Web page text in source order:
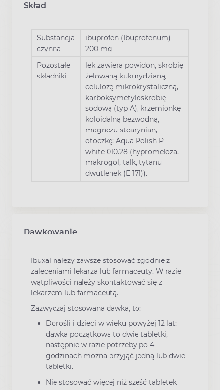
Skład
Substancja
czynna
ibuprofen (Ibuprofenum)
200 mg
Pozostałe
składniki
lek zawiera powidon, skrobię
żelowaną kukurydzianą,
celulozę mikrokrystaliczną,
karboksymetyloskrobię
sodową (typ A), krzemionkę
koloidalną bezwodną,
magnezu stearynian,
otoczkę: Aqua Polish P
white 010.28 (hypromeloza,
makrogol, talk, tytanu
dwutlenek (E 171)).
Dawkowanie
Ibuxal należy zawsze stosować zgodnie z
zaleceniami lekarza lub farmaceuty. W razie
wątpliwości należy skontaktować się z
lekarzem lub farmaceutą.
Zazwyczaj stosowana dawka, to:
Dorośli i dzieci w wieku powyżej 12 lat:
dawka początkowa to dwie tabletki,
następnie w razie potrzeby po 4
godzinach można przyjąć jedną lub dwie
tabletki.
Nie stosować więcej niż sześć tabletek